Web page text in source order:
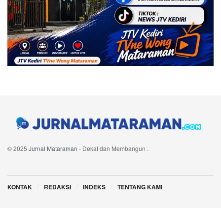
© 2025 Jurnal Mataraman - Dekat dan Membangun .
KONTAK REDAKSI INDEKS TENTANG KAMI